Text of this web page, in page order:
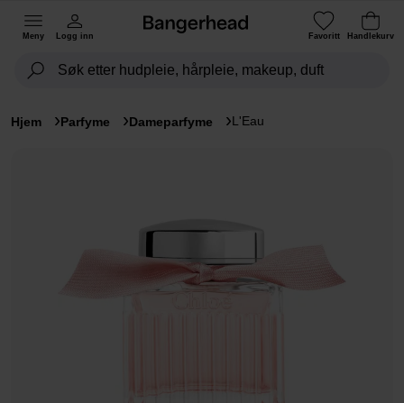
Meny Logg inn Favoritt Handlekurv
Hjem Parfyme Dameparfyme L'Eau